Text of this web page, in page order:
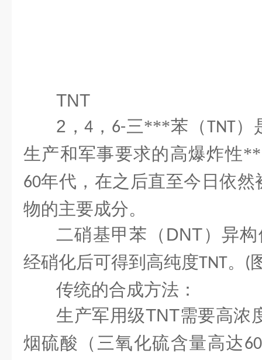
TNT
2 ，4 ， 6-三***苯 （TNT）
生产和军事要求的高爆炸性**
60年代，在之后直至今日依
物的主要成分。
二硝基甲苯（ DNT）异
经硝化后可得到高纯度TNT。 (
传统的合成方法：
生产军用级TNT需要高浓
烟硫酸（三氧化硫含量高达